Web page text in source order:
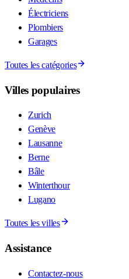
Électriciens
Plombiers
Garages
Toutes les catégories
Villes populaires
Zurich
Genève
Lausanne
Berne
Bâle
Winterthour
Lugano
Toutes les villes
Assistance
Contactez-nous